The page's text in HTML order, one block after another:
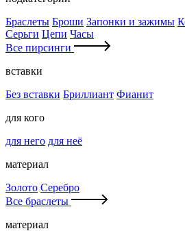
Браслеты Броши Запонки и зажимы
Серьги Цепи Часы
Все пирсинги
вставки
Без вставки Бриллиант Фианит
для кого
для него для неё
материал
Золото Серебро
Все браслеты
материал